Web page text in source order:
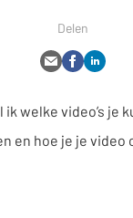
Delen
welke video’s je
en hoe je je